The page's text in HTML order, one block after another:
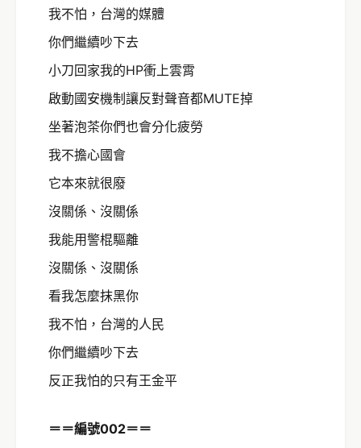
我不怕，台灣的媒體
你們繼續吵下去
小刀回家我的HP衝上雲霄
啟動國安機制讓反對聲音都MUTE掉
坐著泡茶你們也會分化疲勞
我不擔心國會
它本來就很廢
沒關係、沒關係
我能用警棍驅離
沒關係、沒關係
看我怎麼抹黑你
我不怕，台灣的人民
你們繼續吵下去
反正我怕的只有王金平
＝＝編號002＝＝